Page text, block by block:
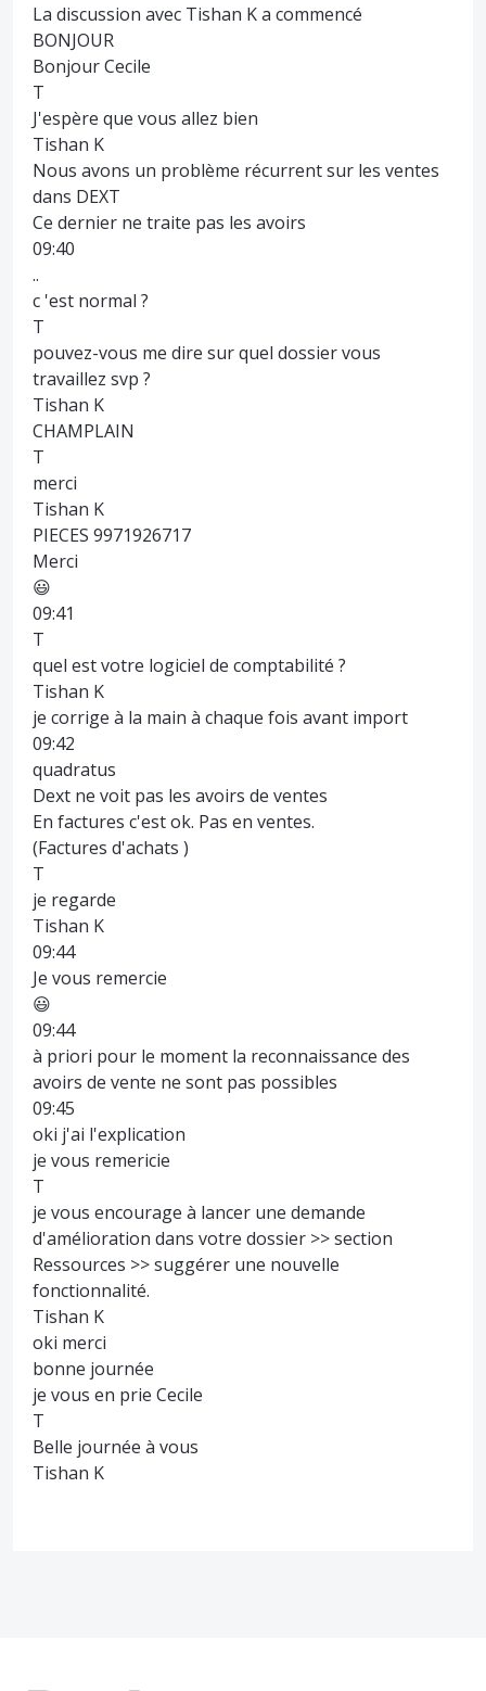
La discussion avec Tishan K a commencé
BONJOUR
Bonjour Cecile
T
J'espère que vous allez bien
Tishan K
Nous avons un problème récurrent sur les ventes
dans DEXT
Ce dernier ne traite pas les avoirs
09:40
..
c 'est normal ?
T
pouvez-vous me dire sur quel dossier vous
travaillez svp ?
Tishan K
CHAMPLAIN
T
merci
Tishan K
PIECES 9971926717
Merci
😃
09:41
T
quel est votre logiciel de comptabilité ?
Tishan K
je corrige à la main à chaque fois avant import
09:42
quadratus
Dext ne voit pas les avoirs de ventes
En factures c'est ok. Pas en ventes.
(Factures d'achats )
T
je regarde
Tishan K
09:44
Je vous remercie
😃
09:44
à priori pour le moment la reconnaissance des
avoirs de vente ne sont pas possibles
09:45
oki j'ai l'explication
je vous remericie
T
je vous encourage à lancer une demande
d'amélioration dans votre dossier >> section
Ressources >> suggérer une nouvelle
fonctionnalité.
Tishan K
oki merci
bonne journée
je vous en prie Cecile
T
Belle journée à vous
Tishan K